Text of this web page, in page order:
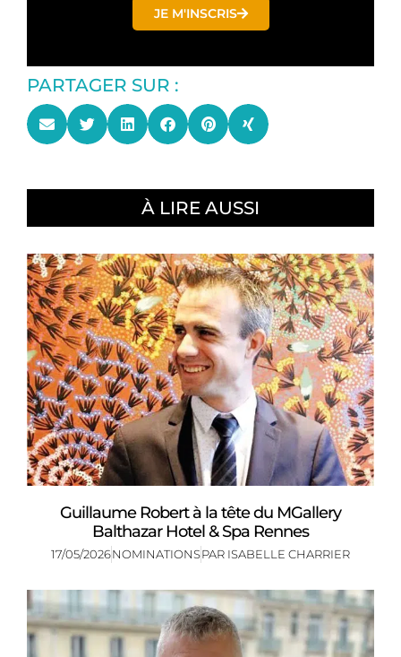
JE M'INSCRIS
PARTAGER SUR :
À LIRE AUSSI
Guillaume Robert à la tête du MGallery
Balthazar Hotel & Spa Rennes
17/05/2026NOMINATIONSPAR ISABELLE CHARRIER